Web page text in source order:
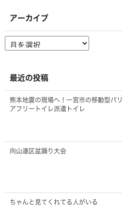
アーカイブ
ー
ブ
最近の投稿
熊本地震の現場へ！一宮市の移動型バリ
アフリートイレ派遣トイレ
向山連区盆踊り大会
ちゃんと見てくれてる人がいる